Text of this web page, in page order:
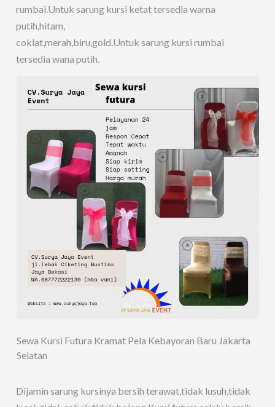
rumbai.Untuk sarung kursi ketat tersedia warna
putih,hitam,
coklat,merah,biru,gold.Untuk sarung kursi rumbai
tersedia wana putih.
Sewa Kursi Futura Kramat Pela Kebayoran Baru Jakarta
Selatan
Dijamin sarung kursinya bersih terawat,tidak lusuh,tidak